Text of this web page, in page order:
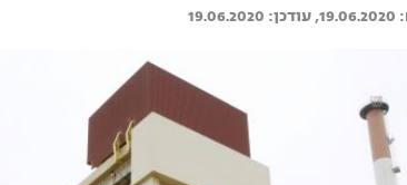
19.06.2020
19.06.2020